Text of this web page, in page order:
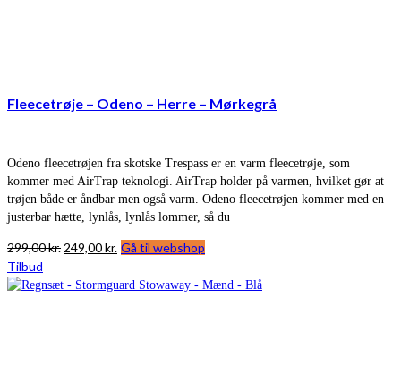
Fleecetrøje – Odeno – Herre – Mørkegrå
Odeno fleecetrøjen fra skotske Trespass er en varm fleecetrøje, som
kommer med AirTrap teknologi. AirTrap holder på varmen, hvilket gør at
trøjen både er åndbar men også varm. Odeno fleecetrøjen kommer med en
justerbar hætte, lynlås, lynlås lommer, så du
299,00kr. Den
pris
249,00kr. Den
pris
Gå til webshop
Tilbud